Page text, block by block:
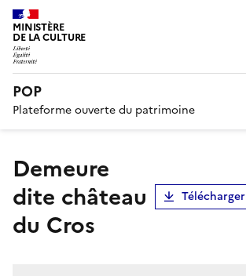
MINISTÈRE
DE LA CULTURE
POP
Plateforme ouverte du patrimoine
Demeure
dite château
du Cros
Télécharger